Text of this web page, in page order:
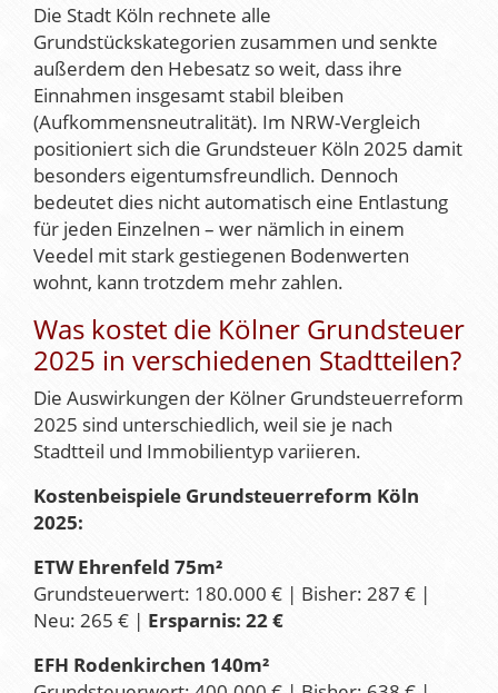
Die Stadt Köln rechnete alle
Grundstückskategorien zusammen und senkte
außerdem den Hebesatz so weit, dass ihre
Einnahmen insgesamt stabil bleiben
(Aufkommensneutralität). Im NRW-Vergleich
positioniert sich die Grundsteuer Köln 2025 damit
besonders eigentumsfreundlich. Dennoch
bedeutet dies nicht automatisch eine Entlastung
für jeden Einzelnen – wer nämlich in einem
Veedel mit stark gestiegenen Bodenwerten
wohnt, kann trotzdem mehr zahlen.
Was kostet die Kölner Grundsteuer
2025 in verschiedenen Stadtteilen?
Die Auswirkungen der Kölner Grundsteuerreform
2025 sind unterschiedlich, weil sie je nach
Stadtteil und Immobilientyp variieren.
Kostenbeispiele Grundsteuerreform Köln
2025:
ETW Ehrenfeld 75m²
Grundsteuerwert: 180.000 € | Bisher: 287 € |
Neu: 265 € | Ersparnis: 22 €
EFH Rodenkirchen 140m²